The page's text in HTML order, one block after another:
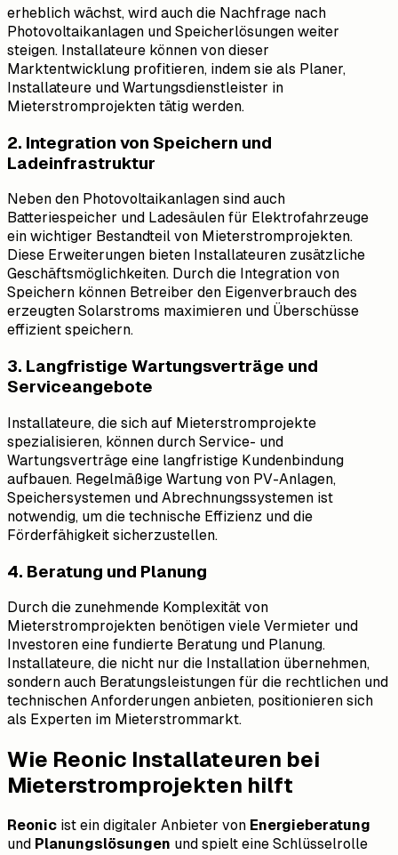
erheblich wächst, wird auch die Nachfrage nach
Photovoltaikanlagen und Speicherlösungen weiter
steigen. Installateure können von dieser
Marktentwicklung profitieren, indem sie als Planer,
Installateure und Wartungsdienstleister in
Mieterstromprojekten tätig werden.
2. Integration von Speichern und
Ladeinfrastruktur
Neben den Photovoltaikanlagen sind auch
Batteriespeicher und Ladesäulen für Elektrofahrzeuge
ein wichtiger Bestandteil von Mieterstromprojekten.
Diese Erweiterungen bieten Installateuren zusätzliche
Geschäftsmöglichkeiten. Durch die Integration von
Speichern können Betreiber den Eigenverbrauch des
erzeugten Solarstroms maximieren und Überschüsse
effizient speichern.
3. Langfristige Wartungsverträge und
Serviceangebote
Installateure, die sich auf Mieterstromprojekte
spezialisieren, können durch Service- und
Wartungsverträge eine langfristige Kundenbindung
aufbauen. Regelmäßige Wartung von PV-Anlagen,
Speichersystemen und Abrechnungssystemen ist
notwendig, um die technische Effizienz und die
Förderfähigkeit sicherzustellen.
4. Beratung und Planung
Durch die zunehmende Komplexität von
Mieterstromprojekten benötigen viele Vermieter und
Investoren eine fundierte Beratung und Planung.
Installateure, die nicht nur die Installation übernehmen,
sondern auch Beratungsleistungen für die rechtlichen und
technischen Anforderungen anbieten, positionieren sich
als Experten im Mieterstrommarkt.
Wie Reonic Installateuren bei
Mieterstromprojekten hilft
Reonic ist ein digitaler Anbieter von Energieberatung
und Planungslösungen und spielt eine Schlüsselrolle